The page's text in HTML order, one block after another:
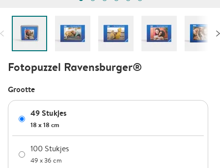
Fotopuzzel Ravensburger®️
Grootte
49 Stukjes
18 x 18 cm
100 Stukjes
49 x 36 cm